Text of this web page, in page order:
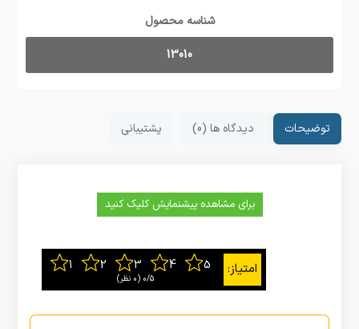
شناسه محصول
13010
توضیحات دیدگاه ها (0) پشتیبانی
برای مشاهده پیشنمایش کلیک کنید
0/5 ‫(0 نظر)